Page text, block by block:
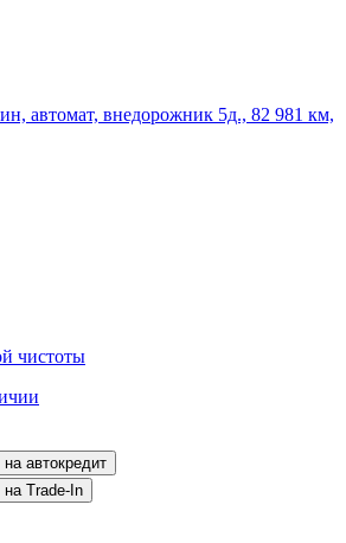
автомат, внедорожник 5д., 82 981 км,
чистоты
на автокредит
на Trade-In